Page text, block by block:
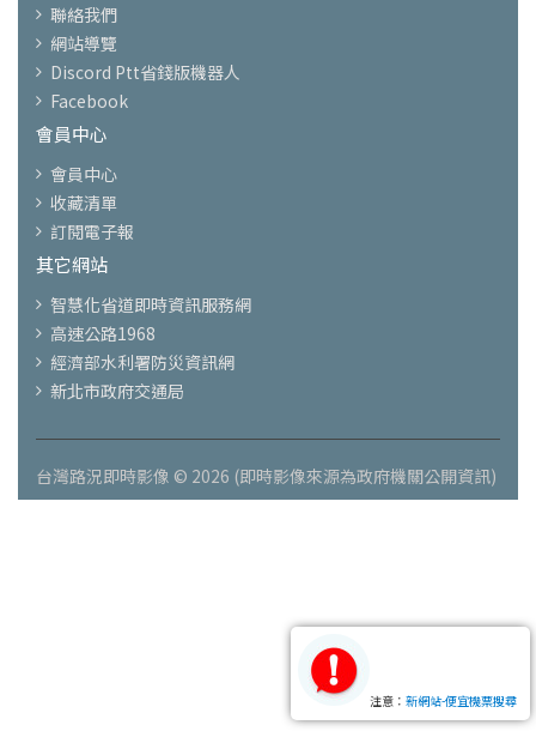
聯絡我們
網站導覽
Discord Ptt省錢版機器人
Facebook
會員中心
會員中心
收藏清單
訂閱電子報
其它網站
智慧化省道即時資訊服務網
高速公路1968
經濟部水利署防災資訊網
新北市政府交通局
台灣路況即時影像 © 2026 (即時影像來源為政府機關公開資訊)
注意： 新網站-便宜機票搜尋